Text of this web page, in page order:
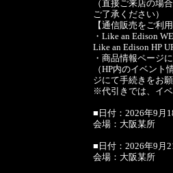
（直接ご来店の場
ご了承ください）
【通信販売をご利用
・Like an Edison
Like an Edison HP
・商品情報ページ
（HP内のイベン
ジにて手続きをお
※代引きでは、イ
■日付：2026年9月
会場：大阪某所
■日付：2026年9月
会場：大阪某所